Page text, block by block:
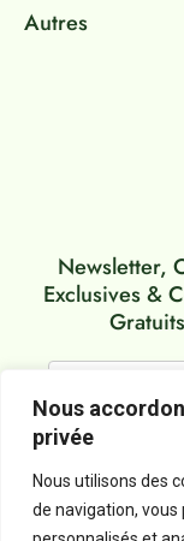
Nous
privée
Nous utilisons des
de navigation,
Autres
Newsletter,
Exclusives &
Gratuits